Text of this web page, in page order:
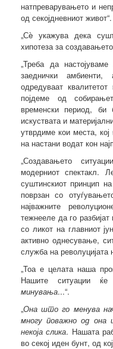
натпреварувањето и
од секојдневниот живот“.
„Сè укажува дека
хипотеза за
„Треба да
заеднички
одредуваат
појдеме од
временски период, би
искуствата и
утврдиме кои места,
на настани водат кон
„Создавањето
модерниот
суштинскиот принцип
поврзан со
најважните
тежнееле да го
со ликот на главниот
активно однесување,
служба на револуцијата
„Тоа е целата наша
Нашите ситуации
минувања...“.
„Она што го менува
многу поважно од
некоја слика. Нашата
во секој иден бунт, од